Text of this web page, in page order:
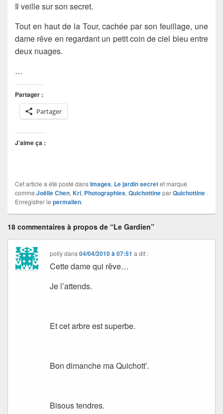
Il veille sur son secret.
Tout en haut de la Tour, cachée par son feuillage, une
dame rêve en regardant un petit coin de ciel bleu entre
deux nuages.
…
Partager :
Partager
J’aime ça :
Cet article a été posté dansImages, Le jardin secretet marqué
comme Joëlle Chen, Kri, Photographies, QuichottineparQuichottine .
Enregistrer le permalien.
18 commentaires à propos de “Le Gardien”
pollydans04/04/2010 à 07:51 a dit :
Cette dame qui rêve…
Je l’attends.
Et cet arbre est superbe.
Bon dimanche ma Quichott’.
Bisous tendres.